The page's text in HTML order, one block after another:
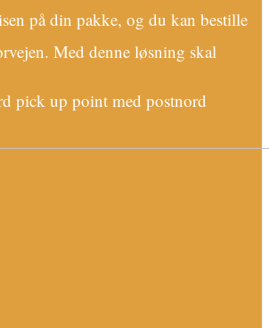
på din pakke, og du kan bestille
Med denne løsning skal
pick up point med postnord